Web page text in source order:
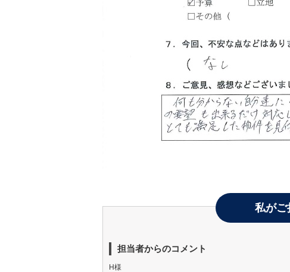
私がご
担当者からのコメント
H様